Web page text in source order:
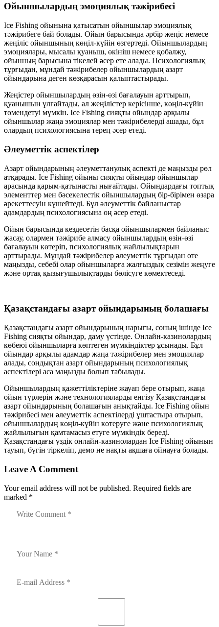
Ойыншылардың эмоциялық тәжірибесі
Ice Fishing ойынына қатысатын ойыншылар эмоциялық
тәжірибеге бай болады. Ойын барысында әрбір жеңіс немесе
жеңіліс ойыншының көңіл-күйін өзгертеді. Ойыншылардың
эмоциялары, мысалы қуаныш, өкініш немесе қобалжу,
ойынның барысына тікелей әсер ете алады. Психологиялық
тұрғыдан, мұндай тәжірибелер ойыншылардың азарт
ойындарына деген көзқарасын қалыптастырады.
Жеңістер ойыншылардың өзін-өзі бағалауын арттырып,
қуанышын ұлғайтады, ал жеңілістер керісінше, көңіл-күйін
төмендетуі мүмкін. Ice Fishing сияқты ойындар арқылы
ойыншылар жаңа эмоциялар мен тәжірибелерді ашады, бұл
олардың психологиясына терең әсер етеді.
Әлеуметтік аспектілер
Азарт ойындарының әлеуметтанулық аспекті де маңызды рөл
атқарады. Ice Fishing ойыны сияқты ойындар ойыншылар
арасында қарым-қатынасты нығайтады. Ойындардағы топтық
элементтер мен бәсекелестік ойыншылардың бір-бірімен өзара
әрекеттесуін күшейтеді. Бұл әлеуметтік байланыстар
адамдардың психологиясына оң әсер етеді.
Ойын барысында кездесетін басқа ойыншылармен байланыс
жасау, олармен тәжірибе алмасу ойыншылардың өзін-өзі
бағалауын көтеріп, психологиялық жайлылықтарын
арттырады. Мұндай тәжірибелер әлеуметтік тұрғыдан өте
маңызды, себебі олар ойыншыларға жалғыздық сезімін жеңуге
және ортақ қызығушылықтарды бөлісуге көмектеседі.
Қазақстандағы азарт ойындарының болашағы
Қазақстандағы азарт ойындарының нарығы, соның ішінде Ice
Fishing сияқты ойындар, даму үстінде. Онлайн-казинолардың
көбеюі ойыншыларға көптеген мүмкіндіктер ұсынады. Бұл
ойындар арқылы адамдар жаңа тәжірибелер мен эмоциялар
алады, сондықтан азарт ойындарының психологиялық
аспектілері аса маңызды болып табылады.
Ойыншылардың қажеттіліктеріне жауап бере отырып, жаңа
ойын түрлерін және технологияларды енгізу Қазақстандағы
азарт ойындарының болашағын анықтайды. Ice Fishing ойын
тәжірибесі мен әлеуметтік аспектілерді ұштастыра отырып,
ойыншылардың көңіл-күйін көтеруге және психологиялық
жайлылығын қамтамасыз етуге мүмкіндік береді.
Қазақстандағы үздік онлайн-казинолардан Ice Fishing ойынын
тауып, бүгін тіркеліп, демо не нақты ақшаға ойнауға болады.
Leave A Comment
Your email address will not be published. Required fields are
marked *